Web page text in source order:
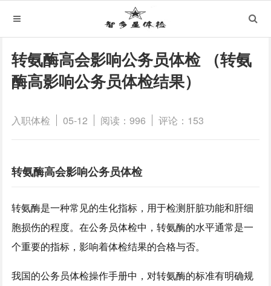
转氨酶高会影响公务员体检 （转氨
酶高影响公务员体检结果）
入职体检 05-12 阅读：996 评论：153
转氨酶高会影响公务员体检
转氨酶是一种常见的生化指标，用于检测肝脏功能和肝细
胞损伤的程度。在公务员体检中，转氨酶的水平通常是一
个重要的指标，影响着体检结果的合格与否。
我国的公务员体检操作手册中，对转氨酶的标准有明确规